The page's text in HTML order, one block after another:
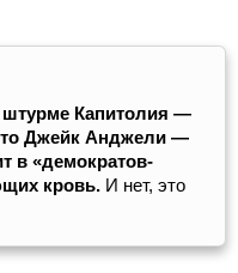
штурме Капитолия ―
Джейк Анджели ―
в «демократов-
кровь. И нет, это